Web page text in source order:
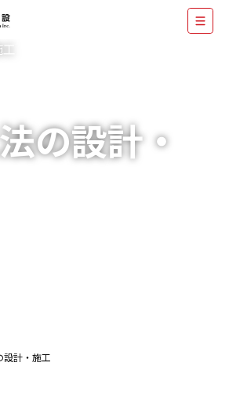
の設計・
設計・施工